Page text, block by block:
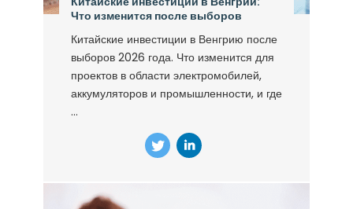
Что изменится после выборов
Китайские инвестиции в Венгрию после
выборов 2026 года. Что изменится для
проектов в области электромобилей,
аккумуляторов и промышленности, и где
...